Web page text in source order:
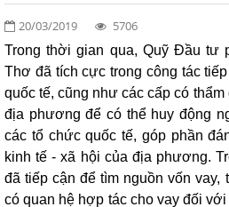
SƠ ĐỒ TỔ CHỨC
20/03/2019 5706
Trong thời gian qua, Quỹ Đầu tư
Thơ đã tích cực trong công tác
quốc tế, cũng như các cấp có
địa phương để có thể huy động
các tổ chức quốc tế, góp phần
kinh tế - xã hội của địa phương.
đã tiếp cận để tìm nguồn vốn vay,
có quan hệ hợp tác cho vay đối